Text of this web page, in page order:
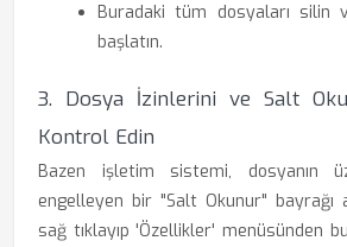
Buradaki tüm dosyaları silin
başlatın.
3. Dosya İzinlerini ve Salt
Kontrol Edin
Bazen işletim sistemi, dosyanın
engelleyen bir "Salt Okunur" bayrağı
sağ tıklayıp 'Özellikler' menüsünden